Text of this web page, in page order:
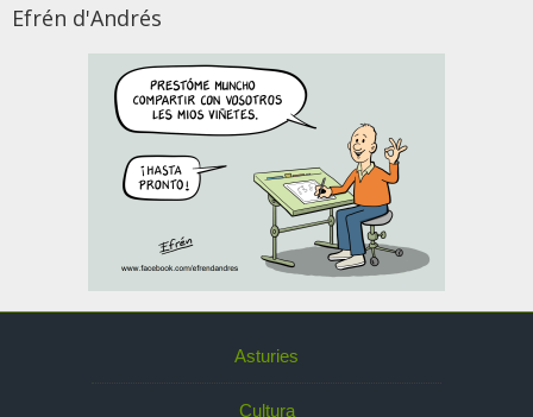
Efrén d'Andrés
Asturies
Cultura